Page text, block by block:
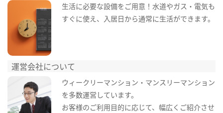
生活に必要な設備をご用意！水道やガス・電気も
すぐに使え、入居日から通常に生活ができます。
運営会社について
ウィークリーマンション・マンスリーマンション
を多数運営しています。
お客様のご利用目的に応じて、幅広くご紹介させ